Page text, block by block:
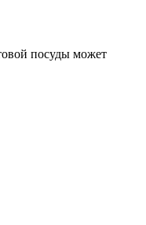
посуды может